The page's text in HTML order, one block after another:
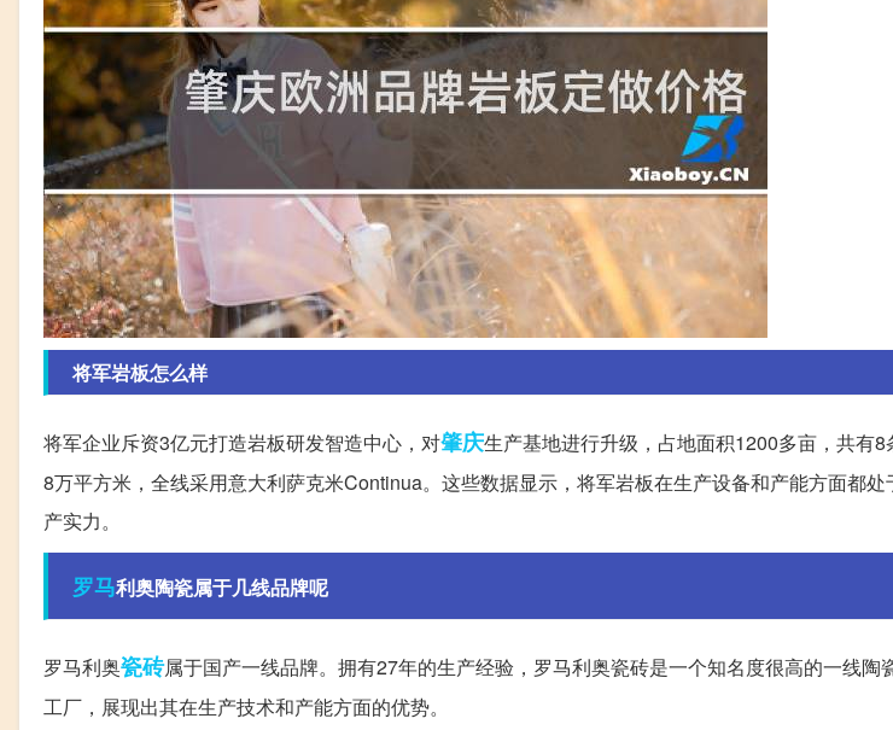
将军岩板怎么样
将军企业斥资3亿元打造岩板研发智造中心，对肇庆生产基地进行升级，占地面积1200多亩，共有
8万平方米，全线采用意大利萨克米Continua。这些数据显示，将军岩板在生产设备和产能方面都
产实力。
罗马利奥陶瓷属于几线品牌呢
罗马利奥瓷砖属于国产一线品牌。拥有27年的生产经验，罗马利奥瓷砖是一个知名度很高的一线陶
工厂，展现出其在生产技术和产能方面的优势。